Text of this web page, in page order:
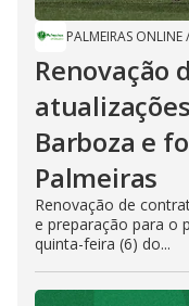
PALMEIRAS ONLINE/
Renovação
Barboza e
Palmeiras
Renovação de
e preparação para o
quinta-feira (6) do...